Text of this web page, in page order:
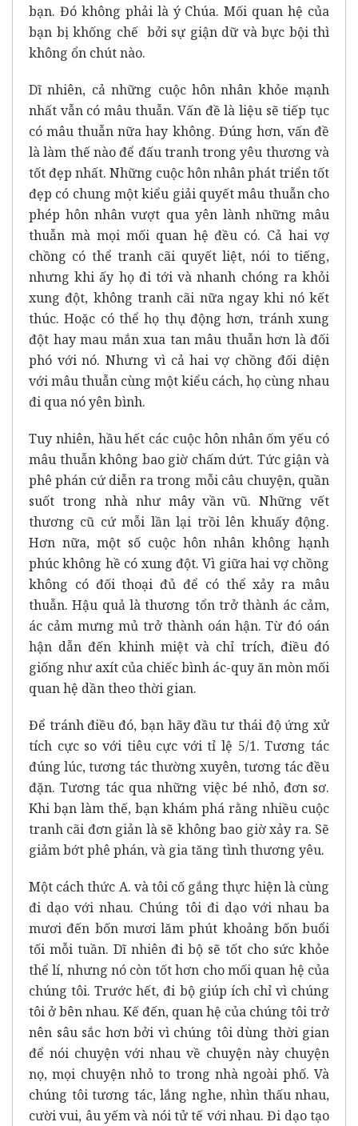
bạn. Đó không phải là ý Chúa. Mối quan hệ của
bạn bị khống chế bởi sự giận dữ và bực bội thì
không ổn chút nào.
Dĩ nhiên, cả những cuộc hôn nhân khỏe mạnh
nhất vẫn có mâu thuẫn. Vấn đề là liệu sẽ tiếp tục
có mâu thuẫn nữa hay không. Đúng hơn, vấn đề
là làm thế nào để đấu tranh trong yêu thương và
tốt đẹp nhất. Những cuộc hôn nhân phát triển tốt
đẹp có chung một kiểu giải quyết mâu thuẫn cho
phép hôn nhân vượt qua yên lành những mâu
thuẫn mà mọi mối quan hệ đều có. Cả hai vợ
chồng có thể tranh cãi quyết liệt, nói to tiếng,
nhưng khi ấy họ đi tới và nhanh chóng ra khỏi
xung đột, không tranh cãi nữa ngay khi nó kết
thúc. Hoặc có thể họ thụ động hơn, tránh xung
đột hay mau mắn xua tan mâu thuẫn hơn là đối
phó với nó. Nhưng vì cả hai vợ chồng đối diện
với mâu thuẫn cùng một kiểu cách, họ cùng nhau
đi qua nó yên bình.
Tuy nhiên, hầu hết các cuộc hôn nhân ốm yếu có
mâu thuẫn không bao giờ chấm dứt. Tức giận và
phê phán cứ diễn ra trong mỗi câu chuyện, quần
suốt trong nhà như mây vần vũ. Những vết
thương cũ cứ mỗi lần lại trồi lên khuấy động.
Hơn nữa, một số cuộc hôn nhân không hạnh
phúc không hề có xung đột. Vì giữa hai vợ chồng
không có đối thoại đủ để có thể xảy ra mâu
thuẫn. Hậu quả là thương tổn trở thành ác cảm,
ác cảm mưng mủ trở thành oán hận. Từ đó oán
hận dẫn đến khinh miệt và chỉ trích, điều đó
giống như axít của chiếc bình ác-quy ăn mòn mối
quan hệ dần theo thời gian.
Để tránh điều đó, bạn hãy đầu tư thái độ ứng xử
tích cực so với tiêu cực với tỉ lệ 5/1. Tương tác
đúng lúc, tương tác thường xuyên, tương tác đều
đặn. Tương tác qua những việc bé nhỏ, đơn sơ.
Khi bạn làm thế, bạn khám phá rằng nhiều cuộc
tranh cãi đơn giản là sẽ không bao giờ xảy ra. Sẽ
giảm bớt phê phán, và gia tăng tình thương yêu.
Một cách thức A. và tôi cố gắng thực hiện là cùng
đi dạo với nhau. Chúng tôi đi dạo với nhau ba
mươi đến bốn mươi lăm phút khoảng bốn buổi
tối mỗi tuần. Dĩ nhiên đi bộ sẽ tốt cho sức khỏe
thể lí, nhưng nó còn tốt hơn cho mối quan hệ của
chúng tôi. Trước hết, đi bộ giúp ích chỉ vì chúng
tôi ở bên nhau. Kế đến, quan hệ của chúng tôi trở
nên sâu sắc hơn bởi vì chúng tôi dùng thời gian
để nói chuyện với nhau về chuyện này chuyện
nọ, mọi chuyện nhỏ to trong nhà ngoài phố. Và
chúng tôi tương tác, lắng nghe, nhìn thấu nhau,
cười vui, âu yếm và nói tử tế với nhau. Đi dạo tạo